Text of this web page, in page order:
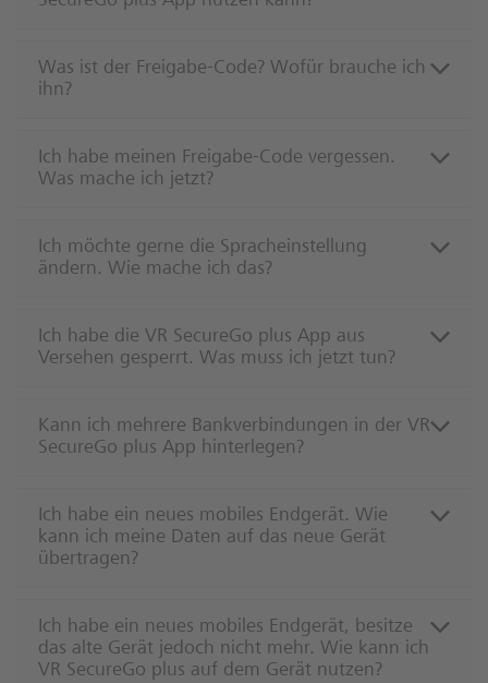
Was ist der Freigabe-Code? Wofür brauche ich
ihn?
Ich habe meinen Freigabe-Code vergessen.
Was mache ich jetzt?
Ich möchte gerne die Spracheinstellung
ändern. Wie mache ich das?
Ich habe die VR SecureGo plus App aus
Versehen gesperrt. Was muss ich jetzt tun?
Kann ich mehrere Bankverbindungen in der VR
SecureGo plus App hinterlegen?
Ich habe ein neues mobiles Endgerät. Wie
kann ich meine Daten auf das neue Gerät
übertragen?
Ich habe ein neues mobiles Endgerät, besitze
das alte Gerät jedoch nicht mehr. Wie kann ich
VR SecureGo plus auf dem Gerät nutzen?